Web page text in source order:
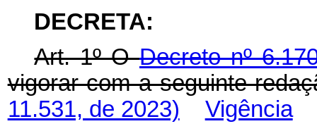
DECRETA:
Art. 1º ODecreto nº
vigorar com a seguinte
11.531, de 2023)
Vigência